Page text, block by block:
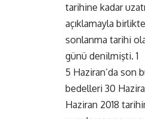
tarihine kadar
açıklamayla birlikte
sonlanma tarihi
günü denilmişti. 1
5 Haziran’da son
bedelleri 30
Haziran 2018